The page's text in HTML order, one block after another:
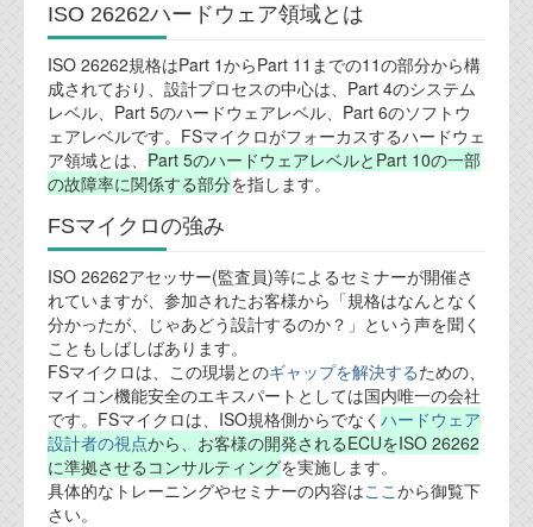
設計ブログ
テクノロジ
ブログテーマ
技術文書
ご希望の方は、お問い合わせページから
資料閲覧パスワードをお問い合わせ頂き
ログインをお願い致します。アカウント
名は"opendocument"です。
機能安全用語集
設計用語集
ISO 26262ハードウェア領域とは
ISO 26262規格はPart 1からPart 11までの11の部分から構
成されており、設計プロセスの中心は、Part 4のシステム
レベル、Part 5のハードウェアレベル、Part 6のソフトウ
ェアレベルです。FSマイクロがフォーカスするハードウェ
ア領域とは、 Part 5のハードウェアレベルとPart 10の一部
の故障率に関係する部分を指します。
FSマイクロの強み
ISO 26262アセッサー(監査員)等によるセミナーが開催さ
れていますが、参加されたお客様から「規格はなんとなく
分かったが、じゃあどう設計するのか？」という声を聞く
こともしばしばあります。
FSマイクロは、この現場とのギャップを解決するための、
マイコン機能安全のエキスパートとしては国内唯一の会社
です。FSマイクロは、ISO規格側からでなく ハードウェア
設計者の視点から、お客様の開発されるECUをISO 26262
に準拠させるコンサルティングを実施します。
具体的なトレーニングやセミナーの内容はここから御覧下
さい。